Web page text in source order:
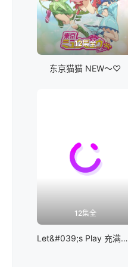
12集全
东京猫猫 NEW～♡
12集全
Let&#039;s Play 充满挑战的人生